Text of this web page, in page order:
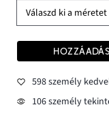
Válaszd ki a méretet
598 személy
106 személy